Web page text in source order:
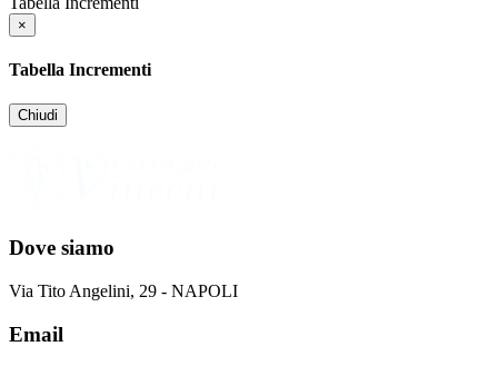
×
Tabella Incrementi
Chiudi
Dove siamo
Via Tito Angelini, 29 - NAPOLI
Email